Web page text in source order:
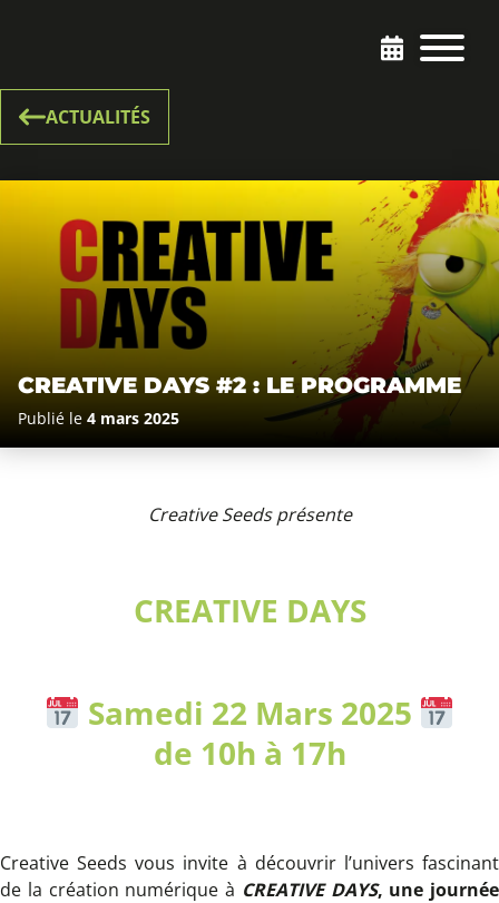
ACTUALITÉS
CREATIVE DAYS #2 : LE PROGRAMME
Publié le 4 mars 2025
Creative Seeds présente
CREATIVE DAYS
Samedi 22 Mars 2025
de 10h à 17h
Creative Seeds vous invite à découvrir l’univers fascinant
de la création numérique à CREATIVE DAYS, une journée